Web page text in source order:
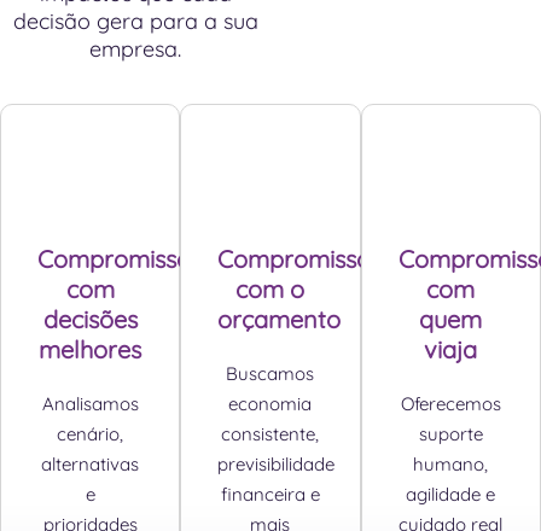
decisão gera para a sua
empresa.
Compromisso
com
decisões
melhores
Analisamos
cenário,
alternativas
e
prioridades
Compromisso
com o
orçamento
Buscamos
economia
consistente,
previsibilidade
financeira e
mais
com
quem
viaja
Oferecemos
suporte
humano,
agilidade e
cuidado real